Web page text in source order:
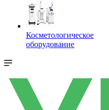
Косметологическое
оборудование